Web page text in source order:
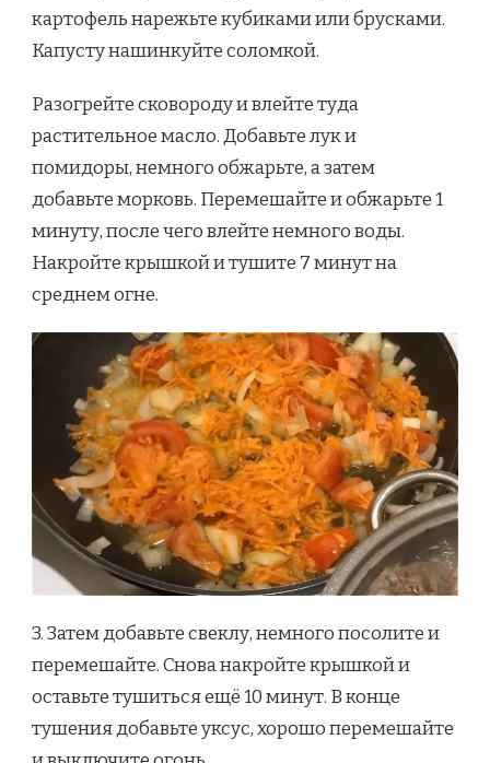
картофель нарежьте кубиками или брусками.
Капусту нашинкуйте соломкой.
Разогрейте сковороду и влейте туда
растительное масло. Добавьте лук и
помидоры, немного обжарьте, а затем
добавьте морковь. Перемешайте и обжарьте 1
минуту, после чего влейте немного воды.
Накройте крышкой и тушите 7 минут на
среднем огне.
3. Затем добавьте свеклу, немного посолите и
перемешайте. Снова накройте крышкой и
оставьте тушиться ещё 10 минут. В конце
тушения добавьте уксус, хорошо перемешайте